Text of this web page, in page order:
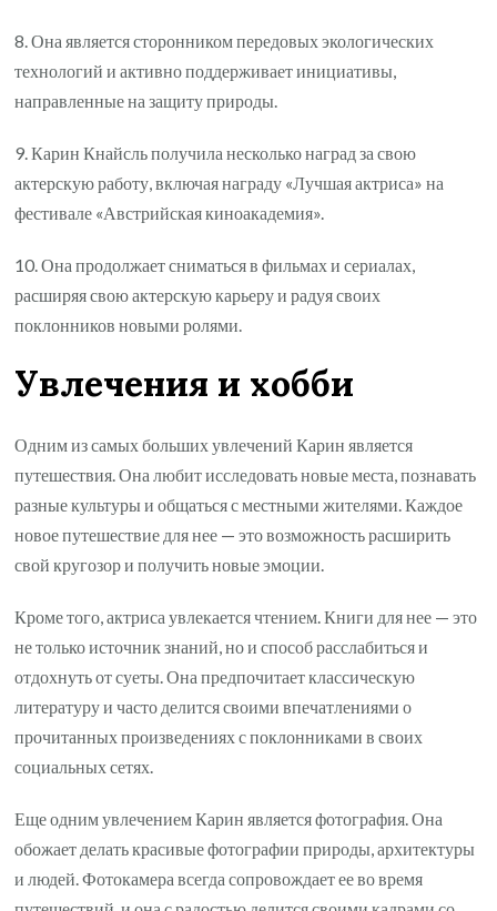
8. Она является сторонником передовых экологических
технологий и активно поддерживает инициативы,
направленные на защиту природы.
9. Карин Кнайсль получила несколько наград за свою
актерскую работу, включая награду «Лучшая актриса» на
фестивале «Австрийская киноакадемия».
10. Она продолжает сниматься в фильмах и сериалах,
расширяя свою актерскую карьеру и радуя своих
поклонников новыми ролями.
Увлечения и хобби
Одним из самых больших увлечений Карин является
путешествия. Она любит исследовать новые места, познавать
разные культуры и общаться с местными жителями. Каждое
новое путешествие для нее — это возможность расширить
свой кругозор и получить новые эмоции.
Кроме того, актриса увлекается чтением. Книги для нее — это
не только источник знаний, но и способ расслабиться и
отдохнуть от суеты. Она предпочитает классическую
литературу и часто делится своими впечатлениями о
прочитанных произведениях с поклонниками в своих
социальных сетях.
Еще одним увлечением Карин является фотография. Она
обожает делать красивые фотографии природы, архитектуры
и людей. Фотокамера всегда сопровождает ее во время